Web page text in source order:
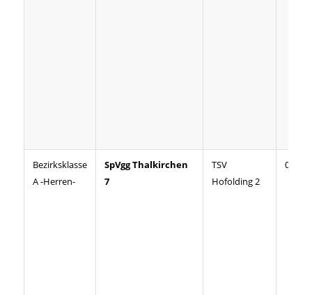
Bezirksklasse
A -Herren-
SpVgg Thalkirchen
7
TSV
Hofolding 2
07:07